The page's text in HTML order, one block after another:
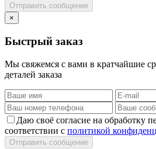
Отправить сообщение
×
Быстрый заказ
Мы свяжемся с вами в кратчайшие
деталей заказа
Даю своё согласие на обработку
соответствии с политикой
Отправить сообщение